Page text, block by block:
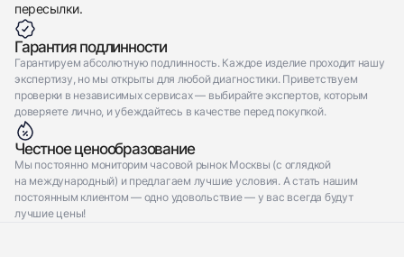
пересылки.
Гарантия подлинности
Гарантируем абсолютную подлинность. Каждое изделие проходит нашу
экспертизу, но мы открыты для любой диагностики. Приветствуем
проверки в независимых сервисах — выбирайте экспертов, которым
доверяете лично, и убеждайтесь в качестве перед покупкой.
Честное ценообразование
Мы постоянно мониторим часовой рынок Москвы (с оглядкой
на международный) и предлагаем лучшие условия. А стать нашим
постоянным клиентом — одно удовольствие — у вас всегда будут
лучшие цены!